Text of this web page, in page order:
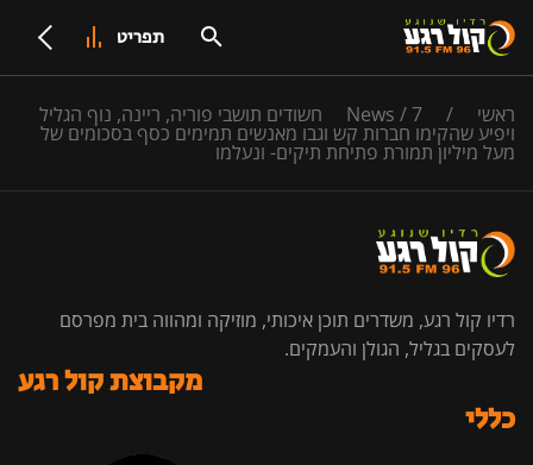
תפריט
ראשי /
News / 7 חשודים תושבי פוריה, ריינה, נוף הגליל
ויפיע שהקימו חברות קש וגבו מאנשים תמימים כסף בסכומים של
מעל מיליון תמורת פתיחת תיקים- ונעלמו
רדיו קול רגע, משדרים תוכן איכותי, מוזיקה ומהווה בית מפרסם
לעסקים בגליל, הגולן והעמקים.
כללי
מקבוצת קול רגע